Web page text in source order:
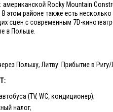
Rocky Mountain
этом районе также есть
сцен с современным 7D-
в Польше.
Польшу, Литву. Прибытие в
(TV, WC, кондиционер);
налог;